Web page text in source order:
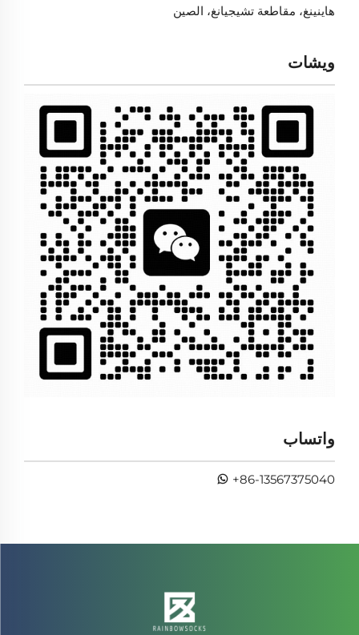
هاينينغ، مقاطعة تشيجيانغ، الصين
ويشات
واتساب
+86-13567375040